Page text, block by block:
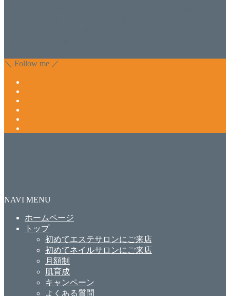
＼ Follow me ／
NAVI MENU
ホームページ
トップ
初めてエステサロンにご来店
初めてネイルサロンにご来店
月額制
肌育成
キャンペーン
よくある質問